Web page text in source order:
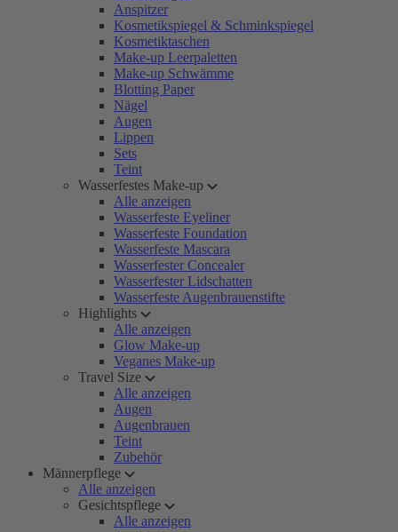
Anspitzer
Kosmetikspiegel & Schminkspiegel
Kosmetiktaschen
Make-up Leerpaletten
Make-up Schwämme
Blotting Paper
Nägel
Augen
Lippen
Sets
Teint
Wasserfestes Make-up
Alle anzeigen
Wasserfeste Eyeliner
Wasserfeste Foundation
Wasserfeste Mascara
Wasserfester Concealer
Wasserfester Lidschatten
Wasserfeste Augenbrauenstifte
Highlights
Alle anzeigen
Glow Make-up
Veganes Make-up
Travel Size
Alle anzeigen
Augen
Augenbrauen
Teint
Zubehör
Männerpflege
Alle anzeigen
Gesichtspflege
Alle anzeigen